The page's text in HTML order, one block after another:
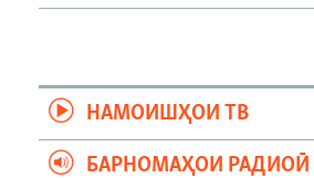
НАМОИШҲОИ ТВ
БАРНОМАҲОИ РАДИОӢ